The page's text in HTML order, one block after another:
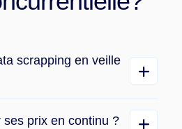
scrapping en veille
prix en continu ?